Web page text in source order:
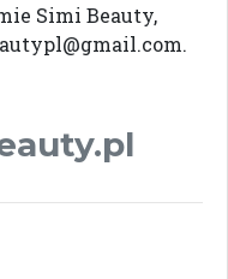
Simi Beauty,
.